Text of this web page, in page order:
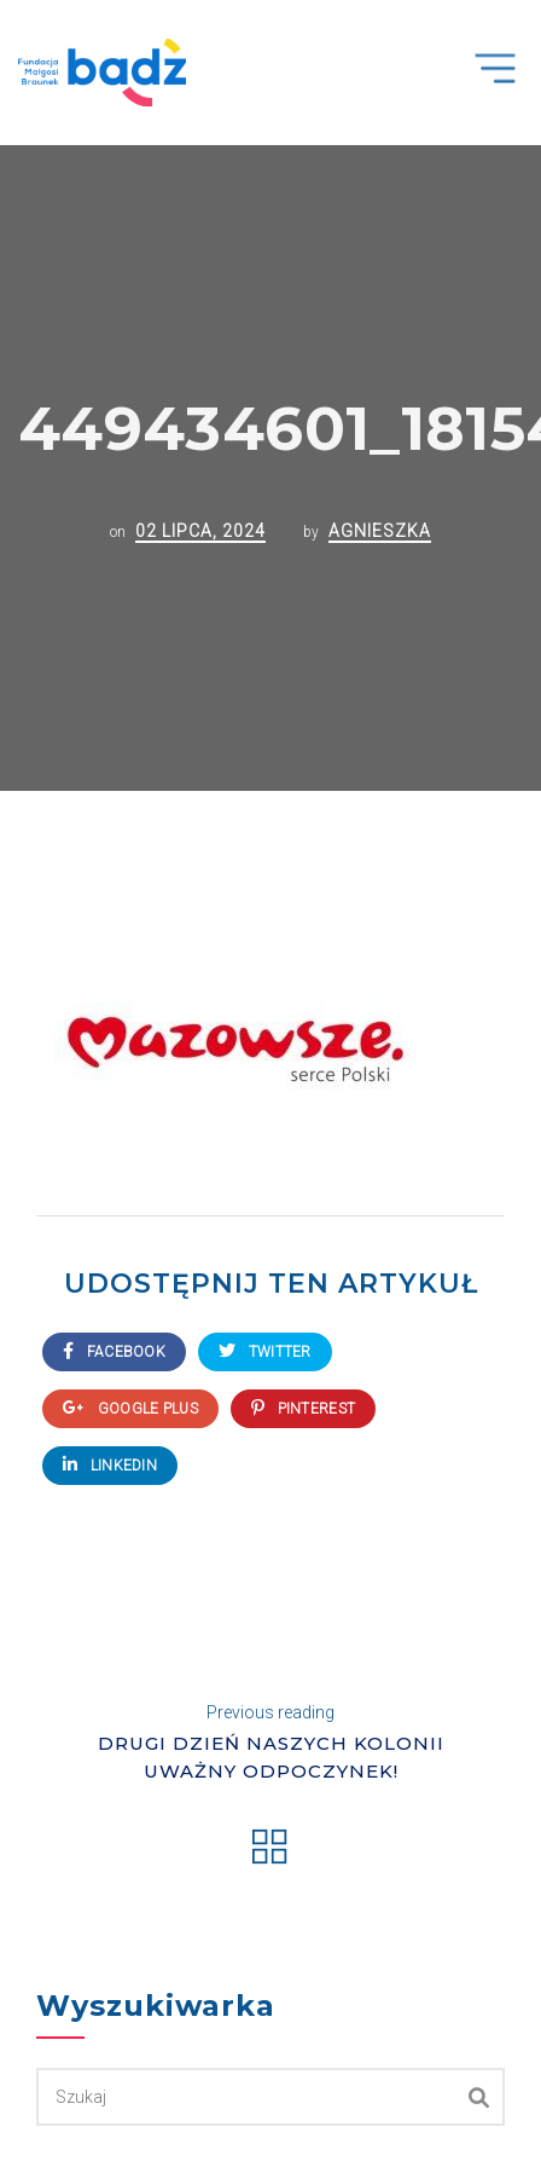
Open
on 02 LIPCA, 2024 by AGNIESZKA
UDOSTĘPNIJ TEN ARTYKUŁ
FACEBOOK TWITTER
GOOGLE PLUS PINTEREST
LINKEDIN
Previous reading
DRUGI DZIEŃ NASZYCH KOLONII
UWAŻNY ODPOCZYNEK!
Wyszukiwarka